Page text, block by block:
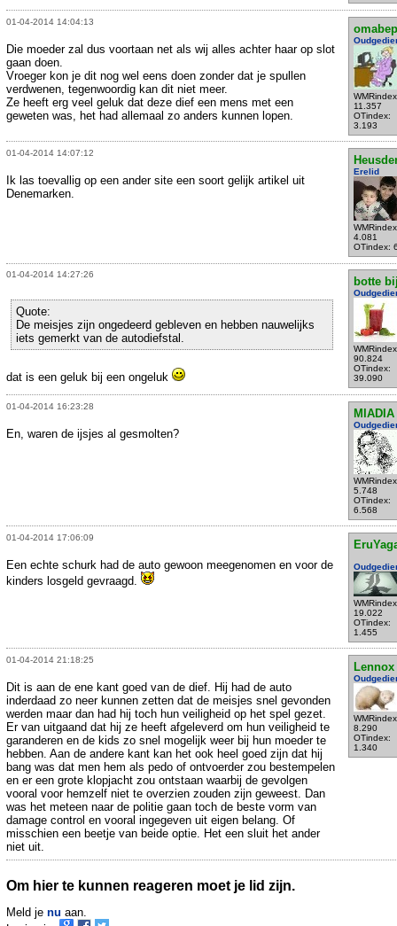
01-04-2014 14:04:13
omabep
11.357
OTindex:
3.193
Die moeder zal dus voortaan net als wij alles achter haar op slot
gaan doen.
Vroeger kon je dit nog wel eens doen zonder dat je spullen
verdwenen, tegenwoordig kan dit niet meer.
Ze heeft erg veel geluk dat deze dief een mens met een
geweten was, het had allemaal zo anders kunnen lopen.
01-04-2014 14:07:12
Erelid
4.081
OTindex:
Ik las toevallig op een ander site een soort gelijk artikel uit
Denemarken.
01-04-2014 14:27:26
botte
90.824
OTindex:
39.090
Quote:
De meisjes zijn ongedeerd gebleven en hebben nauwelijks
iets gemerkt van de autodiefstal.
dat is een geluk bij een ongeluk
01-04-2014 16:23:28
MIADIA
5.748
OTindex:
6.568
En, waren de ijsjes al gesmolten?
01-04-2014 17:06:09
19.022
OTindex:
1.455
Een echte schurk had de auto gewoon meegenomen en voor de
kinders losgeld gevraagd.
01-04-2014 21:18:25
Lennox
8.290
OTindex:
1.340
Dit is aan de ene kant goed van de dief. Hij had de auto
inderdaad zo neer kunnen zetten dat de meisjes snel gevonden
werden maar dan had hij toch hun veiligheid op het spel gezet.
Er van uitgaand dat hij ze heeft afgeleverd om hun veiligheid te
garanderen en de kids zo snel mogelijk weer bij hun moeder te
hebben. Aan de andere kant kan het ook heel goed zijn dat hij
bang was dat men hem als pedo of ontvoerder zou bestempelen
en er een grote klopjacht zou ontstaan waarbij de gevolgen
vooral voor hemzelf niet te overzien zouden zijn geweest. Dan
was het meteen naar de politie gaan toch de beste vorm van
damage control en vooral ingegeven uit eigen belang. Of
misschien een beetje van beide optie. Het een sluit het ander
niet uit.
Om hier te kunnen reageren moet je lid zijn.
Meld je nu aan.